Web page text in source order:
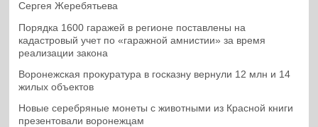
Сергея Жеребятьева
Порядка 1600 гаражей в регионе поставлены на
кадастровый учет по «гаражной амнистии» за время
реализации закона
Воронежская прокуратура в госказну вернули 12 млн и 14
жилых объектов
Новые серебряные монеты с животными из Красной книги
презентовали воронежцам